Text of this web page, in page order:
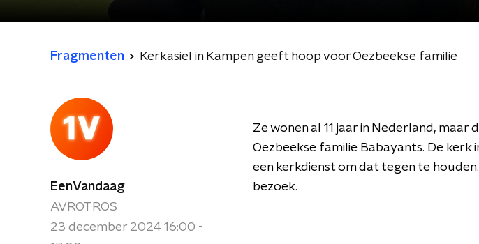
Fragmenten Kerkasiel in Kampen geeft hoop voor Oezbeekse familie
EenVandaag
AVROTROS
23 december 2024 16:00 -
Ze wonen al 11 jaar in Nederland, maar
Oezbeekse familie Babayants. De kerk
een kerkdienst om dat tegen te
bezoek.